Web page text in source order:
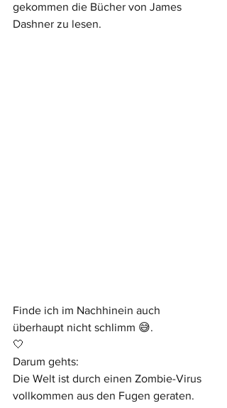
gekommen die Bücher von James
Dashner zu lesen.
Finde ich im Nachhinein auch
überhaupt nicht schlimm 😅.
🤍
Darum gehts:
Die Welt ist durch einen Zombie-Virus
vollkommen aus den Fugen geraten.